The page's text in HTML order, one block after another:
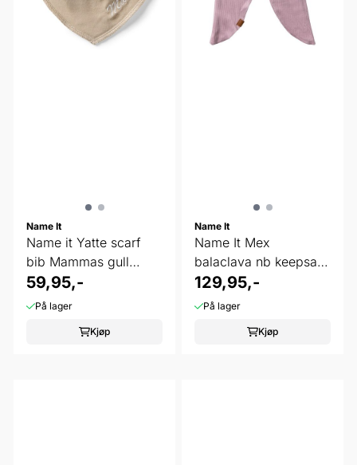
Name It
Name it Yatte scarf
bib Mammas gull
Island fossil
59,95,-
På lager
Kjøp
Name It
Name It Mex
balaclava nb keepsake
lilac
129,95,-
På lager
Kjøp